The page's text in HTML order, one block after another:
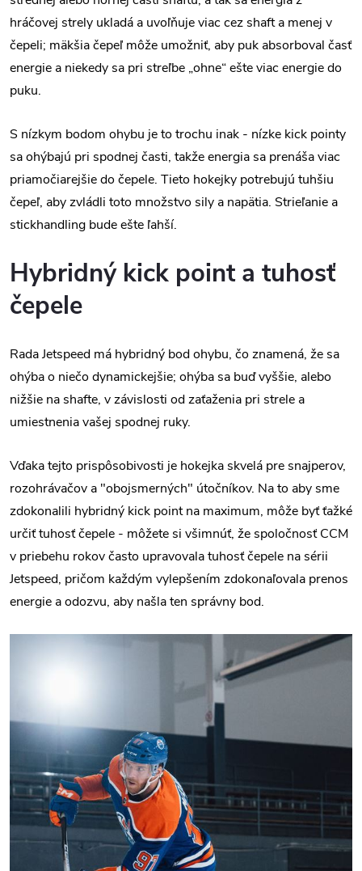
hráčovej strely ukladá a uvoľňuje viac cez shaft a menej v
čepeli; mäkšia čepeľ môže umožniť, aby puk absorboval časť
energie a niekedy sa pri streľbe „ohne“ ešte viac energie do
puku.
S nízkym bodom ohybu je to trochu inak - nízke kick pointy
sa ohýbajú pri spodnej časti, takže energia sa prenáša viac
priamočiarejšie do čepele. Tieto hokejky potrebujú tuhšiu
čepeľ, aby zvládli toto množstvo sily a napätia. Strieľanie a
stickhandling bude ešte ľahší.
Hybridný kick point a tuhosť
čepele
Rada Jetspeed má hybridný bod ohybu, čo znamená, že sa
ohýba o niečo dynamickejšie; ohýba sa buď vyššie, alebo
nižšie na shafte, v závislosti od zaťaženia pri strele a
umiestnenia vašej spodnej ruky.
Vďaka tejto prispôsobivosti je hokejka skvelá pre snajperov,
rozohrávačov a "obojsmerných" útočníkov. Na to aby sme
zdokonalili hybridný kick point na maximum, môže byť ťažké
určiť tuhosť čepele - môžete si všimnúť, že spoločnosť CCM
v priebehu rokov často upravovala tuhosť čepele na sérii
Jetspeed, pričom každým vylepšením zdokonaľovala prenos
energie a odozvu, aby našla ten správny bod.